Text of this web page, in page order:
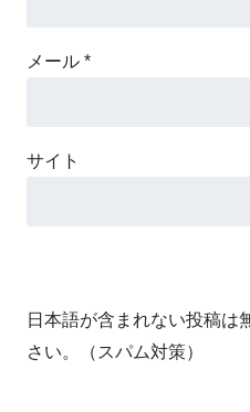
メール *
サイト
日本語が含まれない投稿は
さい。（スパム対策）